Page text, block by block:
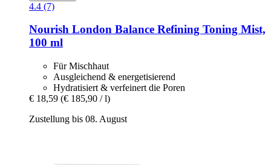
4.4 (7)
Nourish London Balance Refining Toning Mist,
100 ml
Für Mischhaut
Ausgleichend & energetisierend
Hydratisiert & verfeinert die Poren
€ 18,59 (€ 185,90 / l)
Zustellung bis 08. August